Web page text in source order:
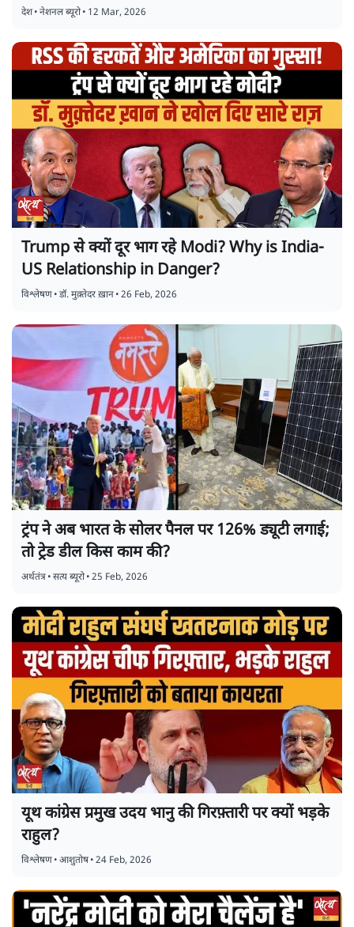
देश•नेशनल ब्यूरो• 12 Mar, 2026
Trump से क्यों दूर भाग रहे Modi? Why is India-
US Relationship in Danger?
विश्लेषण•डॉ. मुक़्तेदर ख़ान•26 Feb, 2026
ट्रंप ने अब भारत के सोलर पैनल पर 126% ड्यूटी लगाई;
तो ट्रेड डील किस काम की?
अर्थतंत्र•सत्य ब्यूरो•25 Feb, 2026
यूथ कांग्रेस प्रमुख उदय भानु की गिरफ़्तारी पर क्यों भड़के
राहुल?
विश्लेषण•आशुतोष•24 Feb, 2026